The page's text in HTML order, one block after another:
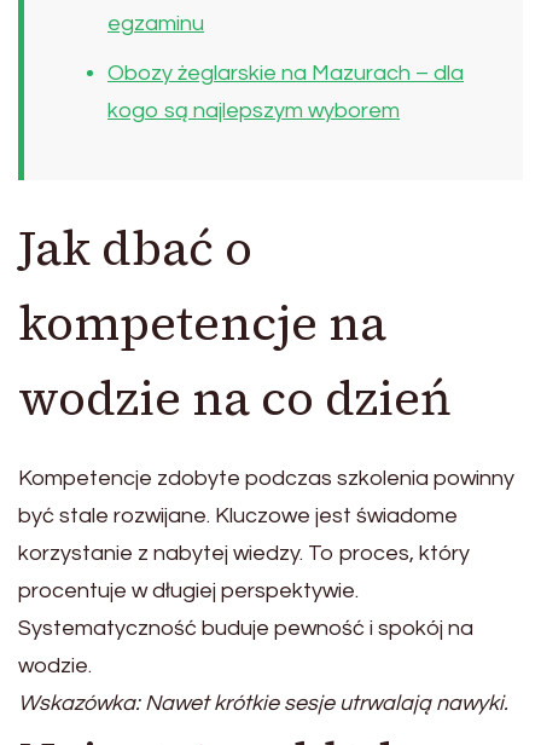
egzaminu
Obozy żeglarskie na Mazurach – dla
kogo są najlepszym wyborem
Jak dbać o
kompetencje na
wodzie na co dzień
Kompetencje zdobyte podczas szkolenia powinny
być stale rozwijane. Kluczowe jest świadome
korzystanie z nabytej wiedzy. To proces, który
procentuje w długiej perspektywie.
Systematyczność buduje pewność i spokój na
wodzie.
Wskazówka: Nawet krótkie sesje utrwalają nawyki.